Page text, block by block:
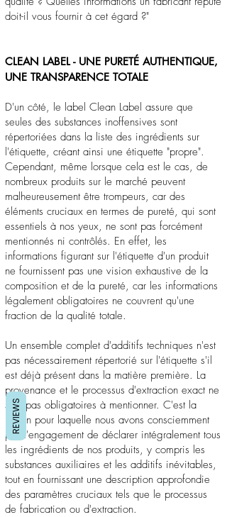
doit-il vous fournir à cet égard ?"
CLEAN LABEL - UNE PURETÉ AUTHENTIQUE,
UNE TRANSPARENCE TOTALE
D'un côté, le label Clean Label assure que
seules des substances inoffensives sont
répertoriées dans la liste des ingrédients sur
l'étiquette, créant ainsi une étiquette "propre".
Cependant, même lorsque cela est le cas, de
nombreux produits sur le marché peuvent
malheureusement être trompeurs, car des
éléments cruciaux en termes de pureté, qui sont
essentiels à nos yeux, ne sont pas forcément
mentionnés ni contrôlés. En effet, les
informations figurant sur l'étiquette d'un produit
ne fournissent pas une vision exhaustive de la
composition et de la pureté, car les informations
légalement obligatoires ne couvrent qu'une
fraction de la qualité totale.
Un ensemble complet d'additifs techniques n'est
pas nécessairement répertorié sur l'étiquette s'il
est déjà présent dans la matière première. La
provenance et le processus d'extraction exact ne
sont pas obligatoires à mentionner. C'est la
raison pour laquelle nous avons consciemment
pris l'engagement de déclarer intégralement tous
les ingrédients de nos produits, y compris les
substances auxiliaires et les additifs inévitables,
tout en fournissant une description approfondie
des paramètres cruciaux tels que le processus
de fabrication ou d'extraction.
REVIEWS